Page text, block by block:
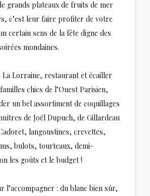
grands plateaux de fruits de mer
c’est leur faire profiter de votre
certain sens de la fête digne des
mondaines.
La Lorraine, restaurant et écailler
chics de l’Ouest Parisien,
un bel assortiment de coquillages
de Joël Dupuch, de Gillardeau
langoustines, crevettes,
bulots, tourteaux, demi-
les goûts et le budget !
l’accompagner : du blanc bien sûr,